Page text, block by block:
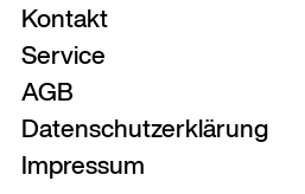
Kontakt
Service
AGB
Datenschutzerklärung
Impressum